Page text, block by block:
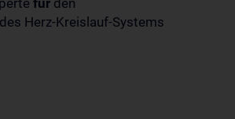
für den
Herz-Kreislauf-Systems